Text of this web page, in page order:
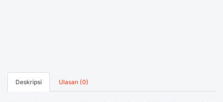
Deskripsi Ulasan (0)